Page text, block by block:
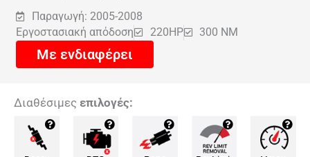
Παραγωγή: 2005-2008
Εργοστασιακή απόδοση
220HP 300 NM
Με ενδιαφέρει
Διαθέσιμες επιλογές: